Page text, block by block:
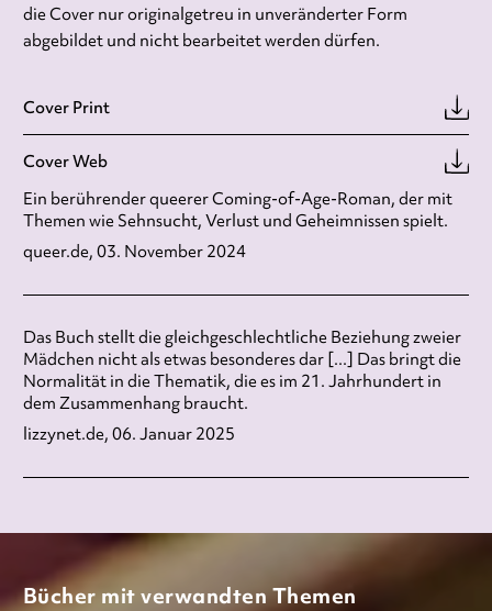
die Cover nur originalgetreu in unveränderter Form
abgebildet und nicht bearbeitet werden dürfen.
Cover Print
Cover Web
Ein berührender queerer Coming-of-Age-Roman, der mit
Themen wie Sehnsucht, Verlust und Geheimnissen spielt.
queer.de, 03. November 2024
Das Buch stellt die gleichgeschlechtliche Beziehung zweier
Mädchen nicht als etwas besonderes dar [...] Das bringt die
Normalität in die Thematik, die es im 21. Jahrhundert in
dem Zusammenhang braucht.
lizzynet.de, 06. Januar 2025
Bücher mit verwandten Themen